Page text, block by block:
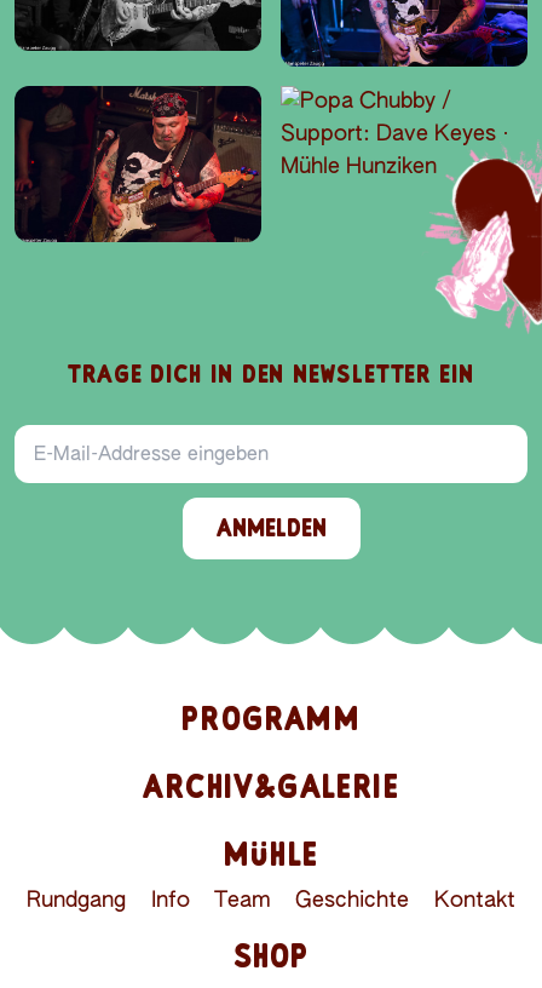
TRAGE DICH IN DEN NEWSLETTER EIN
E-Mail-Addresse
ANMELDEN
PROGRAMM
ARCHIV&GALERIE
MÜHLE
Rundgang Info Team Geschichte Kontakt
SHOP